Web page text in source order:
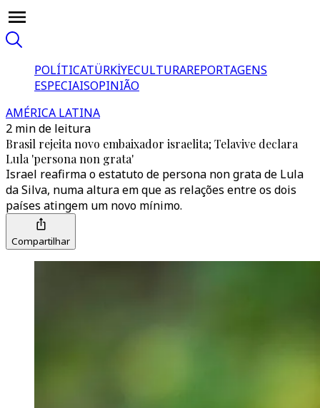
POLÍTICATÜRKİYECULTURAREPORTAGENS
ESPECIAISOPINIÃO
AMÉRICA LATINA
2 min de leitura
Brasil rejeita novo embaixador israelita; Telavive declara
Lula 'persona non grata'
Israel reafirma o estatuto de persona non grata de Lula
da Silva, numa altura em que as relações entre os dois
países atingem um novo mínimo.
Compartilhar